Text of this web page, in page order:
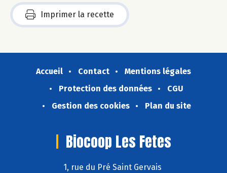
Imprimer la recette
Accueil Contact
Mentions légales
Protection des données
CGU
Gestion des cookies
Plan du site
Biocoop Les Fetes
1, rue du Pré Saint Gervais